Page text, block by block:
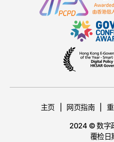
主页 网页指南
2024 © 数字
覆检日